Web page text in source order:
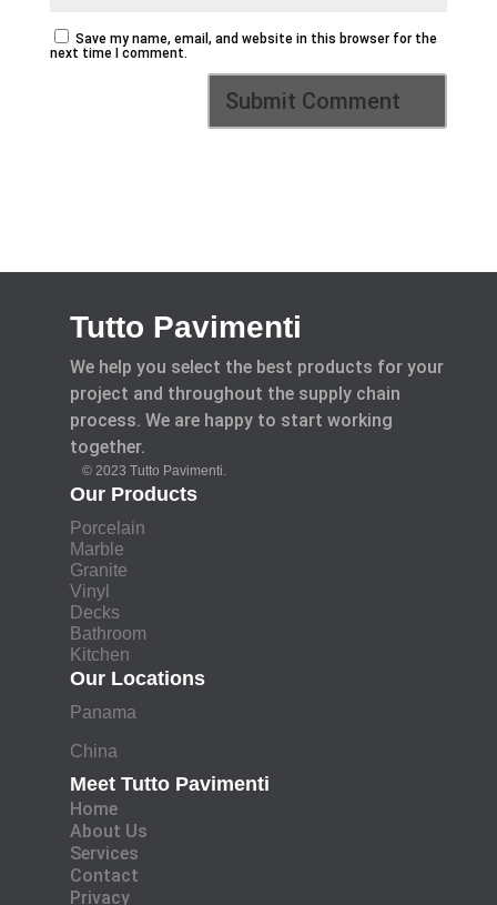
Save my name, email, and website in this browser for the
next time I comment.
Tutto Pavimenti
We help you select the best products for your
project and throughout the supply chain
process. We are happy to start working
together.
© 2023 Tutto Pavimenti.
Our Products
Porcelain
Marble
Granite
Vinyl
Decks
Bathroom
Kitchen
Our Locations
Panama
China
Meet Tutto Pavimenti
Home
About Us
Services
Contact
Privacy